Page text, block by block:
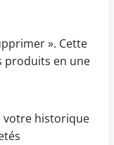
». Cette
produits en une
votre historique